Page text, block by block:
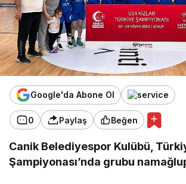
Google'da Abone Ol
0 Paylaş Beğen
Canik Belediyespor Kulübü,
Şampiyonası’nda grubu